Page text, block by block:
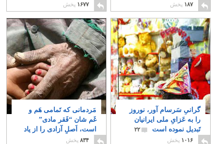
۱۸۷ پخش ۱۶۷۷ پخش
گرانیِ سَرسام آور، نوروز
را به عَزایِ ملی ایرانیان
تَبدیل نموده است
۲۲
۱۰۱۶ پخش
مَردمانی که تَمامی هَم و
غَم شان “فَقر مادی”
است، اَصلِ آزادی را از یاد
می بَرند!
۸۳۴ پخش